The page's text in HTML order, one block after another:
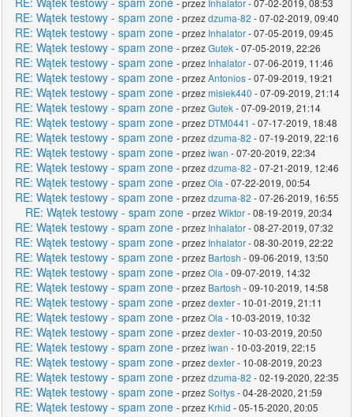
RE: Wątek testowy - spam zone - przezdzuma-82 - 07-02-2019, 09:40
RE: Wątek testowy - spam zone - przez Inhalator- 07-05-2019, 09:45
RE: Wątek testowy - spam zone - przezGutek- 07-05-2019, 22:26
RE: Wątek testowy - spam zone - przez Inhalator- 07-06-2019, 11:46
RE: Wątek testowy - spam zone - przezAntonios- 07-09-2019, 19:21
RE: Wątek testowy - spam zone - przezmisiek440 - 07-09-2019, 21:14
RE: Wątek testowy - spam zone - przezGutek- 07-09-2019, 21:14
RE: Wątek testowy - spam zone - przez DTM0441 - 07-17-2019, 18:48
RE: Wątek testowy - spam zone - przezdzuma-82 - 07-19-2019, 22:16
RE: Wątek testowy - spam zone - przeziwan - 07-20-2019, 22:34
RE: Wątek testowy - spam zone - przezdzuma-82 - 07-21-2019, 12:46
RE: Wątek testowy - spam zone - przezOla - 07-22-2019, 00:54
RE: Wątek testowy - spam zone - przezdzuma-82 - 07-26-2019, 16:55
RE: Wątek testowy - spam zone - przezWiktor- 08-19-2019, 20:34
RE: Wątek testowy - spam zone - przez Inhalator- 08-27-2019, 07:32
RE: Wątek testowy - spam zone - przez Inhalator- 08-30-2019, 22:22
RE: Wątek testowy - spam zone - przez Bartosh - 09-06-2019, 13:50
RE: Wątek testowy - spam zone - przezOla - 09-07-2019, 14:32
RE: Wątek testowy - spam zone - przez Bartosh - 09-10-2019, 14:58
RE: Wątek testowy - spam zone - przezdexter- 10-01-2019, 21:11
RE: Wątek testowy - spam zone - przezOla - 10-03-2019, 10:32
RE: Wątek testowy - spam zone - przezdexter- 10-03-2019, 20:50
RE: Wątek testowy - spam zone - przeziwan - 10-03-2019, 22:15
RE: Wątek testowy - spam zone - przezdexter- 10-08-2019, 20:23
RE: Wątek testowy - spam zone - przezdzuma-82 - 02-19-2020, 22:35
RE: Wątek testowy - spam zone - przezSołtys- 04-28-2020, 21:59
RE: Wątek testowy - spam zone - przez Krhid - 05-15-2020, 20:05